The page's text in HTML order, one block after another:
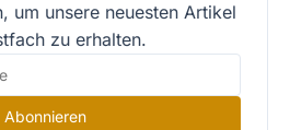
um unsere neuesten Artikel
zu erhalten.
Abonnieren